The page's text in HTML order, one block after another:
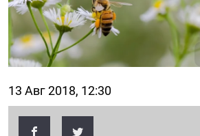
13 Авг 2018, 12:30